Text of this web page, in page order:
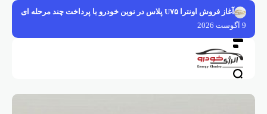
رفتن
محتوا
آغاز فروش اونترا U۷۵ پلاس در نوین خودرو با پرداخت چند مرحله ای
9 آگوست 2026